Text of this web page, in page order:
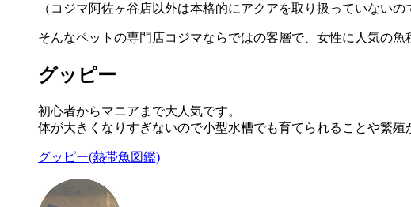
（コジマ阿佐ヶ谷店以外は本格的にアクアを取り扱っていないの
そんなペットの専門店コジマならではの客層で、女性に人気の魚
グッピー
初心者からマニアまで大人気です。
体が大きくなりすぎないので小型水槽でも育てられることや繁
グッピー(熱帯魚図鑑)